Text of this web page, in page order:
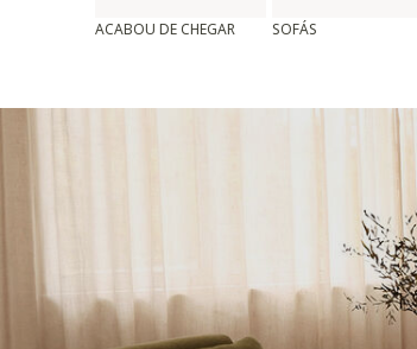
ACABOU DE CHEGAR SOFÁS